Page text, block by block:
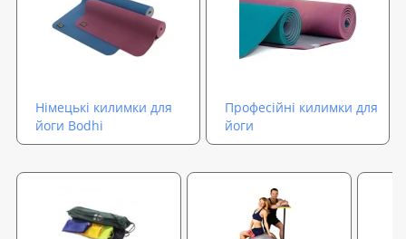
Німецькі килимки для
йоги Bodhi
Професійні килимки для
йоги